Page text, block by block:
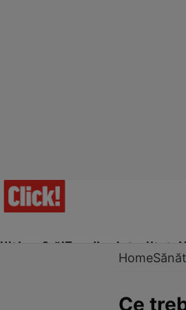
Ultima Oră!Trending Actualitate
Home
Ce